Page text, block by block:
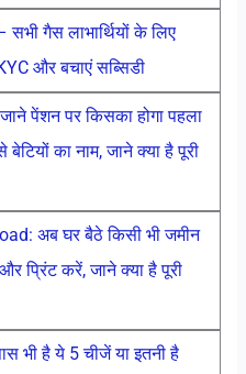
गैस लाभार्थियों के लिए
और बचाएं सब्सिडी
पेंशन पर किसका होगा पहला
का नाम, जाने क्या है पूरी
अब घर बैठे किसी भी जमीन
प्रिंट करें, जाने क्या है पूरी
भी है ये 5 चीजें या इतनी है